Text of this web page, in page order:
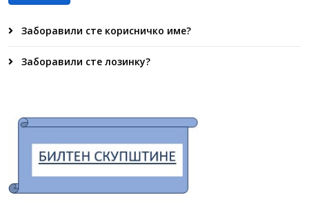
Заборавили сте корисничко име?
Заборавили сте лозинку?